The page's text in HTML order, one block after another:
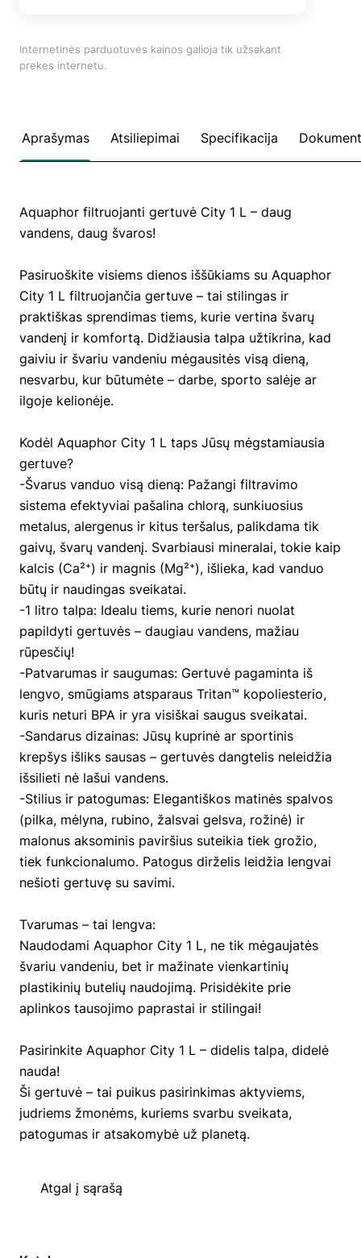
Internetinės parduotuvės kainos galioja tik užsakant
prekes internetu.
Aprašymas Atsiliepimai Specifikacija
Aquaphor filtruojanti gertuvė City 1 L – daug
vandens, daug švaros!
Pasiruoškite visiems dienos iššūkiams su Aquaphor
City 1 L filtruojančia gertuve – tai stilingas ir
praktiškas sprendimas tiems, kurie vertina švarų
vandenį ir komfortą. Didžiausia talpa užtikrina, kad
gaiviu ir švariu vandeniu mėgausitės visą dieną,
nesvarbu, kur būtumėte – darbe, sporto salėje ar
ilgoje kelionėje.
Kodėl Aquaphor City 1 L taps Jūsų mėgstamiausia
gertuve?
-Švarus vanduo visą dieną: Pažangi filtravimo
sistema efektyviai pašalina chlorą, sunkiuosius
metalus, alergenus ir kitus teršalus, palikdama tik
gaivų, švarų vandenį. Svarbiausi mineralai, tokie kaip
kalcis (Ca²⁺) ir magnis (Mg²⁺), išlieka, kad vanduo
būtų ir naudingas sveikatai.
-1 litro talpa: Idealu tiems, kurie nenori nuolat
papildyti gertuvės – daugiau vandens, mažiau
rūpesčių!
-Patvarumas ir saugumas: Gertuvė pagaminta iš
lengvo, smūgiams atsparaus Tritan™ kopoliesterio,
kuris neturi BPA ir yra visiškai saugus sveikatai.
-Sandarus dizainas: Jūsų kuprinė ar sportinis
krepšys išliks sausas – gertuvės dangtelis neleidžia
išsilieti nė lašui vandens.
-Stilius ir patogumas: Elegantiškos matinės spalvos
(pilka, mėlyna, rubino, žalsvai gelsva, rožinė) ir
malonus aksominis paviršius suteikia tiek grožio,
tiek funkcionalumo. Patogus dirželis leidžia lengvai
nešioti gertuvę su savimi.
Tvarumas – tai lengva:
Naudodami Aquaphor City 1 L, ne tik mėgaujatės
švariu vandeniu, bet ir mažinate vienkartinių
plastikinių butelių naudojimą. Prisidėkite prie
aplinkos tausojimo paprastai ir stilingai!
Pasirinkite Aquaphor City 1 L – didelis talpa, didelė
nauda!
Ši gertuvė – tai puikus pasirinkimas aktyviems,
judriems žmonėms, kuriems svarbu sveikata,
patogumas ir atsakomybė už planetą.
Atgal į sąrašą